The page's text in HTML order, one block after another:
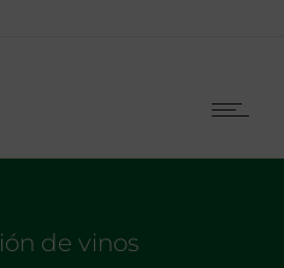
de vinos